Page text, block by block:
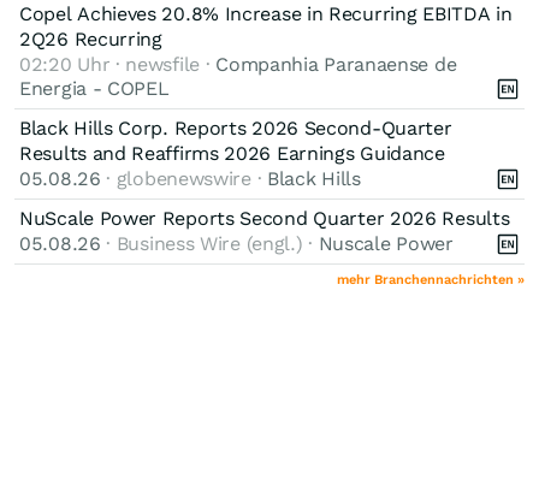
Copel Achieves 20.8% Increase in Recurring EBITDA in
2Q26 Recurring
02:20 Uhr · newsfile · Companhia Paranaense de
Energia - COPEL
Black Hills Corp. Reports 2026 Second-Quarter
Results and Reaffirms 2026 Earnings Guidance
05.08.26 · globenewswire · Black Hills
NuScale Power Reports Second Quarter 2026 Results
05.08.26 · Business Wire (engl.) · Nuscale Power
mehr Branchennachrichten »